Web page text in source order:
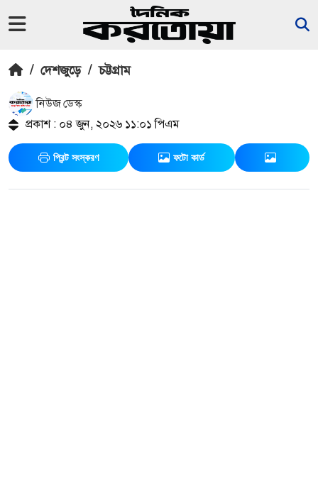
/ দেশজুড়ে / চট্টগ্রাম
নিউজ ডেস্ক
প্রকাশ : ০৪ জুন, ২০২৬ ১১:০১ পিএম
প্রিন্ট সংস্করণ ফটো কার্ড